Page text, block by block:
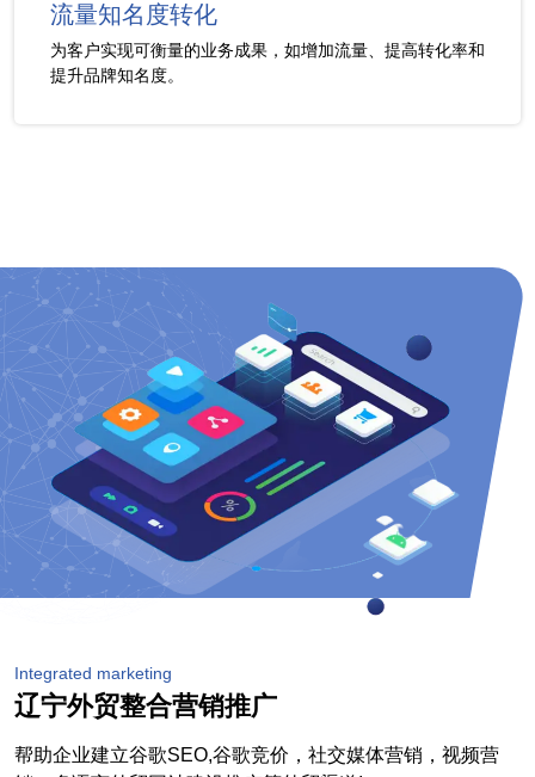
流量知名度转化
为客户实现可衡量的业务成果，如增加流量、提高转化率和
提升品牌知名度。
Integrated marketing
辽宁外贸整合营销推广
帮助企业建立谷歌SEO,谷歌竞价，社交媒体营销，视频营